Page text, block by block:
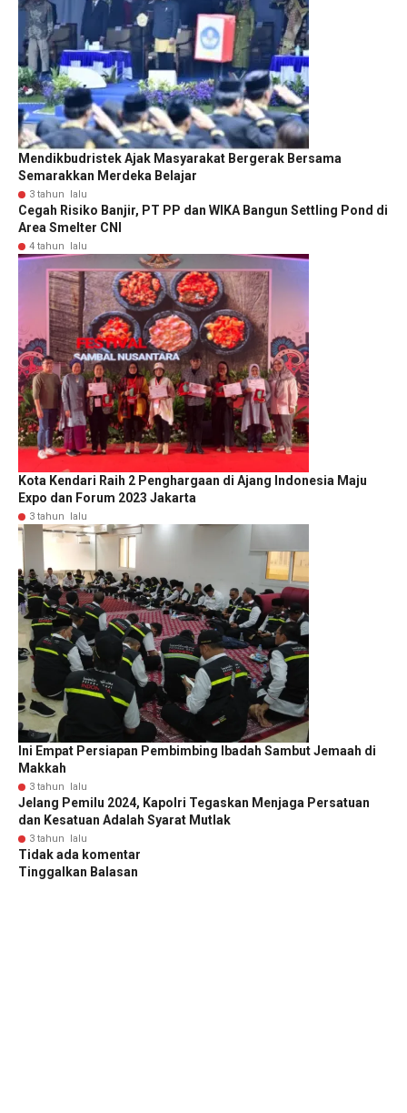
Mendikbudristek Ajak Masyarakat Bergerak Bersama
Semarakkan Merdeka Belajar
3 tahun lalu
Cegah Risiko Banjir, PT PP dan WIKA Bangun Settling Pond di
Area Smelter CNI
4 tahun lalu
Kota Kendari Raih 2 Penghargaan di Ajang Indonesia Maju
Expo dan Forum 2023 Jakarta
3 tahun lalu
Ini Empat Persiapan Pembimbing Ibadah Sambut Jemaah di
Makkah
3 tahun lalu
Jelang Pemilu 2024, Kapolri Tegaskan Menjaga Persatuan
dan Kesatuan Adalah Syarat Mutlak
3 tahun lalu
Tidak ada komentar
Tinggalkan Balasan